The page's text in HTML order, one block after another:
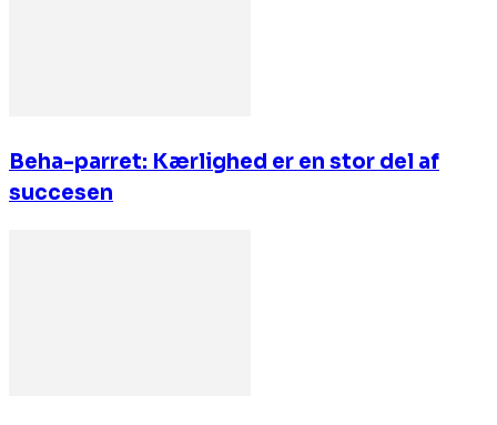
Beha-parret: Kærlighed er en stor del af
succesen